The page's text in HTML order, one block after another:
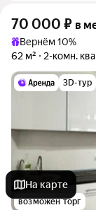
70 000 ₽ в
Вернём 10%
62 м²
2-комн.
3D-тур
возможен торг
На карте